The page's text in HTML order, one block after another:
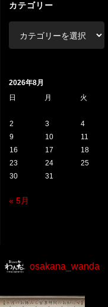
ブ
カテゴリー
ー
2026年8月
日
月 火
2
3 4
9
10 11
16
17 18
23
24 25
30
31
« 5月
osakana_wanda